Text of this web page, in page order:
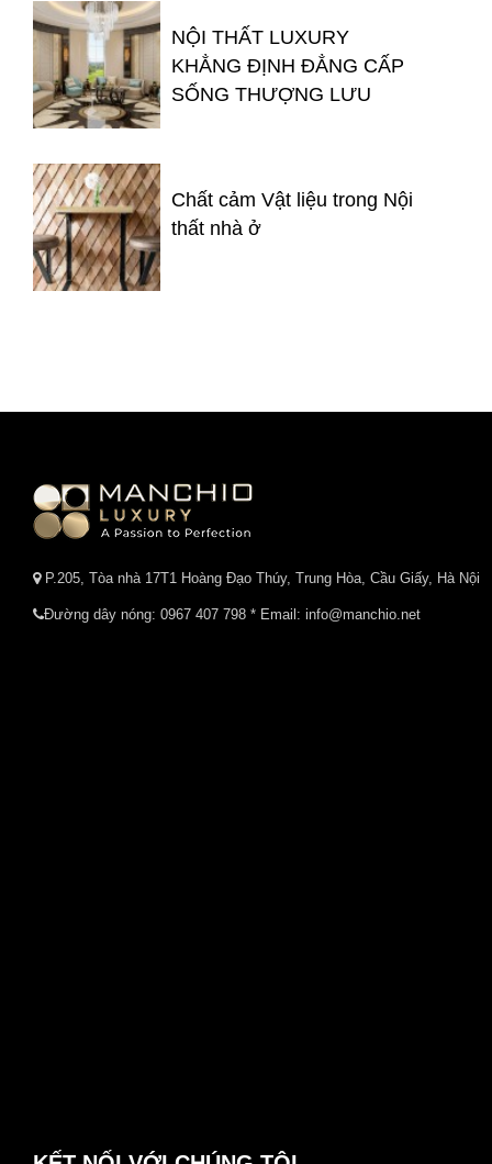
NỘI THẤT LUXURY
KHẲNG ĐỊNH ĐẲNG CẤP
SỐNG THƯỢNG LƯU
Chất cảm Vật liệu trong Nội
thất nhà ở
P.205, Tòa nhà 17T1 Hoàng Đạo Thúy, Trung Hòa, Cầu Giấy, Hà Nội
Đường dây nóng: 0967 407 798 * Email: info@manchio.net